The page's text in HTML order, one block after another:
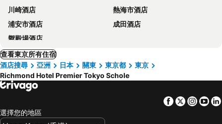
川崎酒店
熱海市酒店
浦安市酒店
成田酒店
禦殿場酒店
查看東京所有住宿
酒店搜尋
亞洲 日本 關東 東京都
東京
Richmond Hotel Premier Tokyo Schole
Facebook
Twitter
選擇您的地區